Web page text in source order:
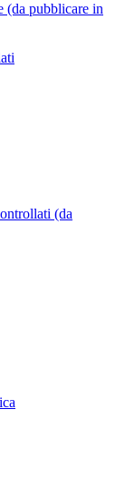
(da pubblicare in
(da